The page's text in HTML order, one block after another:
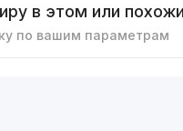
в этом или
по вашим параметрам